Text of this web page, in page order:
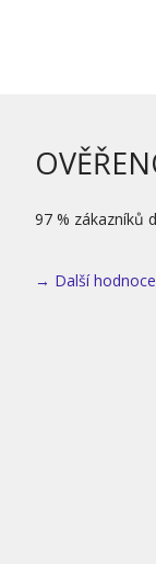
97 % zákazníků
→ Další